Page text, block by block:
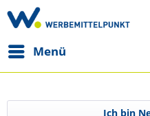
Menü
Ich bin